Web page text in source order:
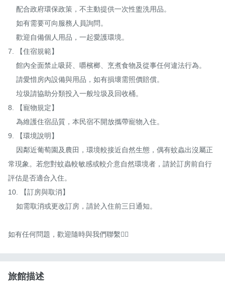
7. 【住宿規範】
8. 【寵物規定】
9. 【環境說明】
常現象。若您對蚊蟲較敏感或較介意自然環境者，請於訂房前自行
評估是否適合入住。
10. 【訂房與取消】
如有任何問題，歡迎隨時與我們聯繫🙋‍♀️
旅館描述